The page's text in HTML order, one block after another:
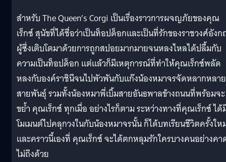
สำหรับ The Queen’s Corgi เป็นเรื่องราวการผจญภัยของคุณ
เร็กซ์ สุนัขที่ได้ชื่อว่าเป็นท็อปด็อกและเป็นที่รักของราชวงศ์อัง
ผู้ซึ่งเติบโตมาด้วยการถูกสปอยมากมายจนหลงไหลได้ปลื้มกับ
ความเป็นท็อปด็อก แต่แล้วก็มีเหตุการณ์ที่ทำให้คุณเร็กซ์พลัด
หลงกับองค์ราชินีจนไปพัวพันกับแก๊งน้องหมาจรจัดหลากหลาย
สายพันธุ์ รวมทั้งน้องหมาพี่เบิ้มสายอันธพาลข้างถนนที่พร้อมจะ
ขย้ำ คุณเร็กซ์ ทุกเมื่อ อย่างไรก็ตาม ระหว่างทางที่คุณเร็กซ์ ได้
โมเมนต์ไปคลุกวงในกับน้องหมาจรนั้น ก็ได้บทเรียนชีวิตครั้งให
และคราวนี้เองที่ คุณเร็กซ์ จะได้ตกหลุมรักใครบางคนอย่างคา
ไม่ถึงด้วย